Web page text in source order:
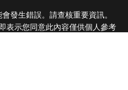
發生錯誤。請查核重要資訊。
表示您同意此內容僅供個人參考